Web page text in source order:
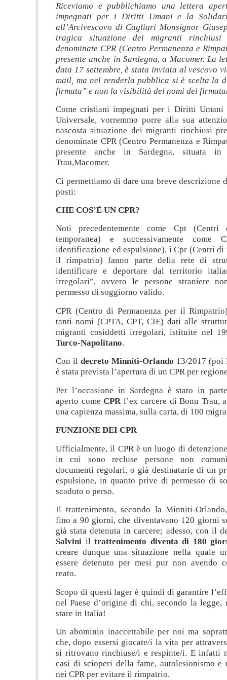
Riceviamo e pubblichiamo una lettera
impegnati per i Diritti Umani e la
all’Arcivescovo di Cagliari Monsignor
tragica situazione dei migranti rinchiusi
denominate CPR (Centro Permanenza e
presente anche in Sardegna, a Macomer. La
data 17 settembre, è stata inviata al vescovo
mail, ma nel renderla pubblica si è scelta la
firmata” e non la visibilità dei nomi dei
Come cristiani impegnati per i Diritti Umani
Universale, vorremmo porre alla sua
nascosta situazione dei migranti rinchiusi
denominate CPR (Centro Permanenza e
presente anche in Sardegna, situata
Trau,Macomer.
Ci permettiamo di dare una breve descrizione
posti:
CHE COS’È UN CPR?
Noti precedentemente come Cpt (Centri
temporanea) e successivamente come
identificazione ed espulsione), i Cpr (Centri di
il rimpatrio) fanno parte della rete di
identificare e deportare dal territorio
irregolari”, ovvero le persone straniere
permesso di soggiorno valido.
CPR (Centro di Permanenza per il
tanti nomi (CPTA, CPT, CIE) dati alle
migranti cosiddetti irregolari, istituite nel
Turco-Napolitano.
Con il decreto Minniti-Orlando 13/2017 (poi
è stata prevista l’apertura di un CPR per
Per l’occasione in Sardegna è stato in
aperto come CPR l’ex carcere di Bonu Trau,
una capienza massima, sulla carta, di 100
FUNZIONE DEI CPR
Ufficialmente, il CPR è un luogo di
in cui sono recluse persone non
documenti regolari, o già destinatarie di un
espulsione, in quanto prive di permesso di
scaduto o perso.
Il trattenimento, secondo la Minniti-
fino a 90 giorni, che diventavano 120 giorni
già stata detenuta in carcere; adesso, con il
Salvini il trattenimento diventa di 180
creare dunque una situazione nella quale
essere detenuto per mesi pur non avendo
reato.
Scopo di questi lager è quindi di garantire
nel Paese d’origine di chi, secondo la
stare in Italia!
Un abominio inaccettabile per noi ma
che, dopo essersi giocate/i la vita per
si ritrovano rinchiuse/i e respinte/i. E infatti
casi di scioperi della fame, autolesionismo e
nei CPR per evitare il rimpatrio.